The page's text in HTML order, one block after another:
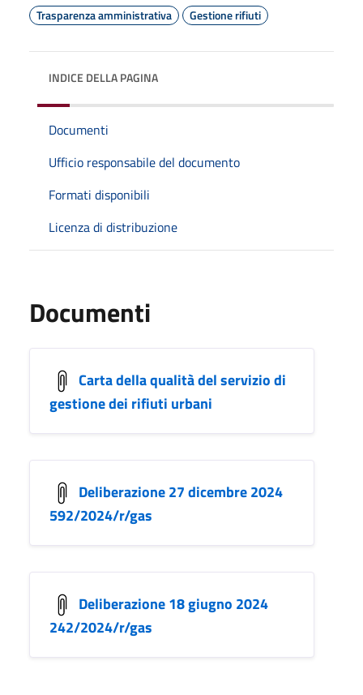
Trasparenza amministrativa
Gestione rifiuti
INDICE DELLA PAGINA
Documenti
Ufficio responsabile del documento
Formati disponibili
Licenza di distribuzione
Documenti
Carta della qualità del servizio di
gestione dei rifiuti urbani
Deliberazione 27 dicembre 2024
592/2024/r/gas
Deliberazione 18 giugno 2024
242/2024/r/gas